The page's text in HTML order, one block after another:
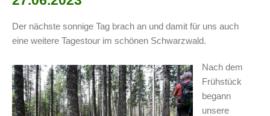
Der nächste sonnige Tag brach an und damit für uns auch
eine weitere Tagestour im schönen Schwarzwald.
Nach dem
Frühstück
begann
unsere